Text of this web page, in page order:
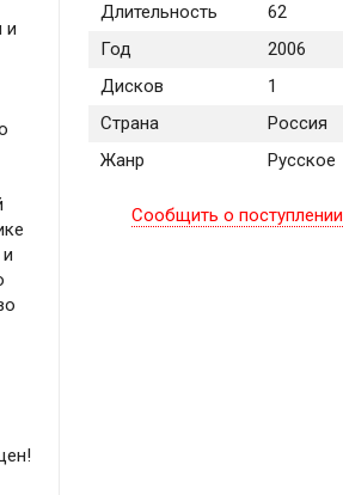
Длительность
62
Год
2006
Дисков
1
Страна
Россия
Жанр
Русское
Сообщить о поступлении
и